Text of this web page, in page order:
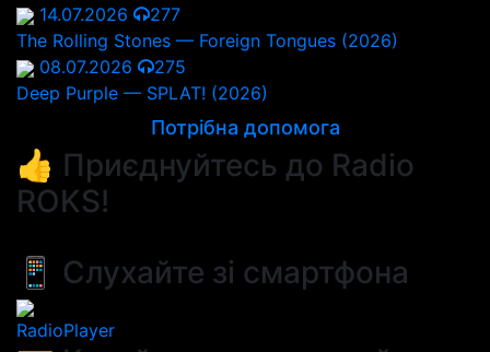
14.07.2026
277
The Rolling Stones — Foreign Tongues (2026)
08.07.2026
275
Deep Purple — SPLAT! (2026)
Потрібна допомога
👍 Приєднуйтесь до Radio
ROKS!
📱 Слухайте зі смартфона
RadioPlayer